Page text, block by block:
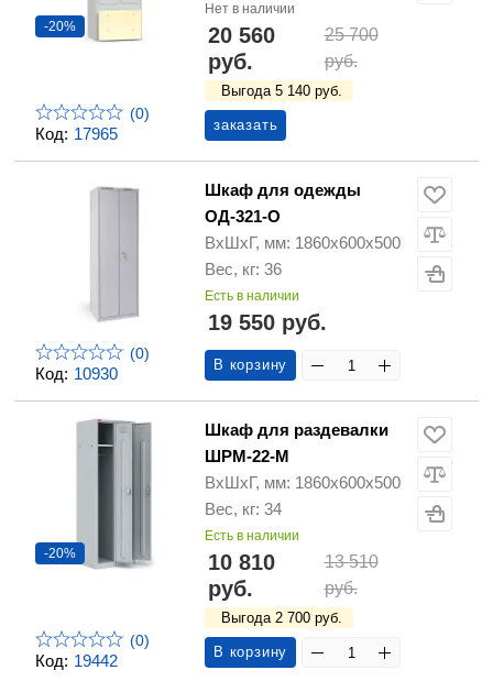
Код: 17965
-20%
(0)
Нет в наличии
20 560
руб.
25 700
руб.
Выгода 5 140 руб.
заказать
Код: 10930
(0)
Шкаф для одежды
ОД-321-О
ВхШхГ, мм: 1860х600х500
Вес, кг: 36
Есть в наличии
19 550 руб.
В корзину
Код: 19442
-20%
(0)
Шкаф для раздевалки
ШРМ-22-М
ВхШхГ, мм: 1860х600х500
Вес, кг: 34
Есть в наличии
10 810
руб.
13 510
руб.
Выгода 2 700 руб.
В корзину